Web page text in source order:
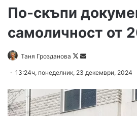
По-скъпи
самоличност от
Таня Грозданова
Follow
Send
13:24ч, понеделник, 23 декември, 2024